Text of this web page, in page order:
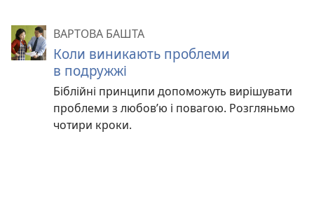
ВАРТОВА БАШТА
Коли виникають проблеми
в подружжі
Біблійні принципи допоможуть вирішувати
проблеми з любов’ю і повагою. Розгляньмо
чотири кроки.